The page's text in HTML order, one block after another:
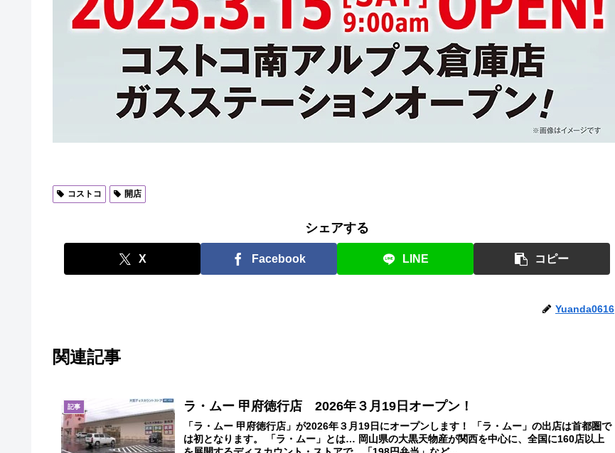
コストコ 開店
シェアする
X Facebook LINE コピー
Yuanda0616
関連記事
記事 ラ・ムー 甲府徳行店 2026年３月19日オープン！
「ラ・ムー 甲府徳行店」が2026年３月19日にオープンします！ 「ラ・ムー」の出店は首都圏で
は初となります。 「ラ・ムー」とは… 岡山県の大黒天物産が関西を中心に、全国に160店以上